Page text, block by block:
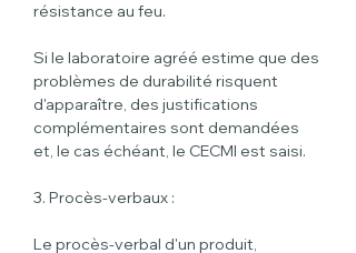
résistance au feu.
Si le laboratoire agréé estime que des
problèmes de durabilité risquent
d'apparaître, des justifications
complémentaires sont demandées
et, le cas échéant, le CECMI est saisi.
3. Procès-verbaux :
Le procès-verbal d'un produit,